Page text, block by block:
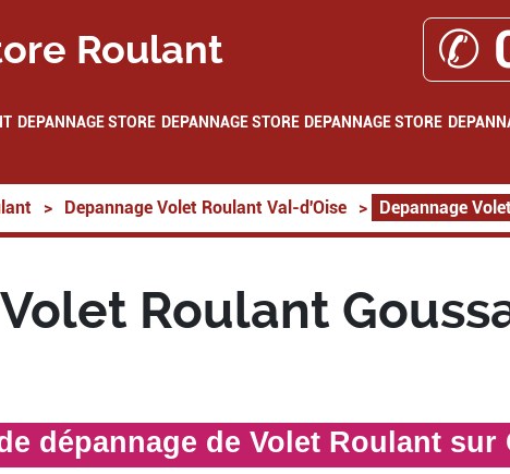
Roulant ✆
DEPANNAGE STORE DEPANNAGE STORE DEPANNAGE STORE
> Depannage Volet Roulant Val-d'Oise > Depannage
Roulant
dépannage de Volet Roulant